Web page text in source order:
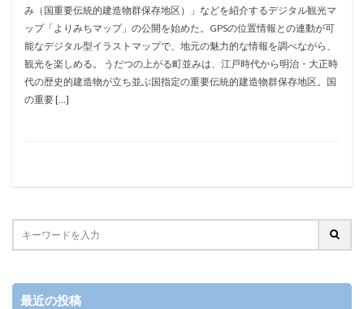
み（国重要伝統的建造物群保存地区）」などを紹介するデジタル観光マ
ップ「よりみちマップ」の公開を始めた。GPSの位置情報との連動が可
能なデジタル型イラストマップで、地元の魅力的な情報を調べながら、
観光を楽しめる。 うだつの上がる町並みは、江戸時代から明治・大正時
代の歴史的建造物が立ち並ぶ国指定の重要伝統的建造物群保存地区。国
の重要 […]
最近の投稿